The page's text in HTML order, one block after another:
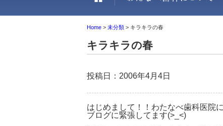
Home > 未分類 > キラキラの春
キラキラの春
投稿日：2006年4月4日
はじめまして！！わたなべ歯科医院
ブログに緊張してます(>_<)